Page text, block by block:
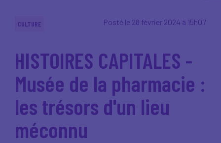
CULTURE Posté le 28 février 2024 à 15h07
HISTOIRES CAPITALES -
Musée de la pharmacie :
les trésors d'un lieu
méconnu